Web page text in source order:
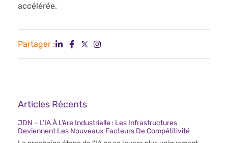
accélérée.
Partager :
Articles Récents
JDN – L’IA À L’ère Industrielle : Les Infrastructures
Deviennent Les Nouveaux Facteurs De Compétitivité